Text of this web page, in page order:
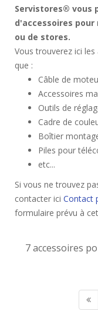
Servistores® vous
d'accessoires
ou de stores.
Vous trouverez ici
que :
Câble de
Accessoires
Outils de
Cadre de
Boîtier
Piles pour
etc...
Si vous ne trouvez
contacter ici Contact
formulaire prévu à
7 accessoires